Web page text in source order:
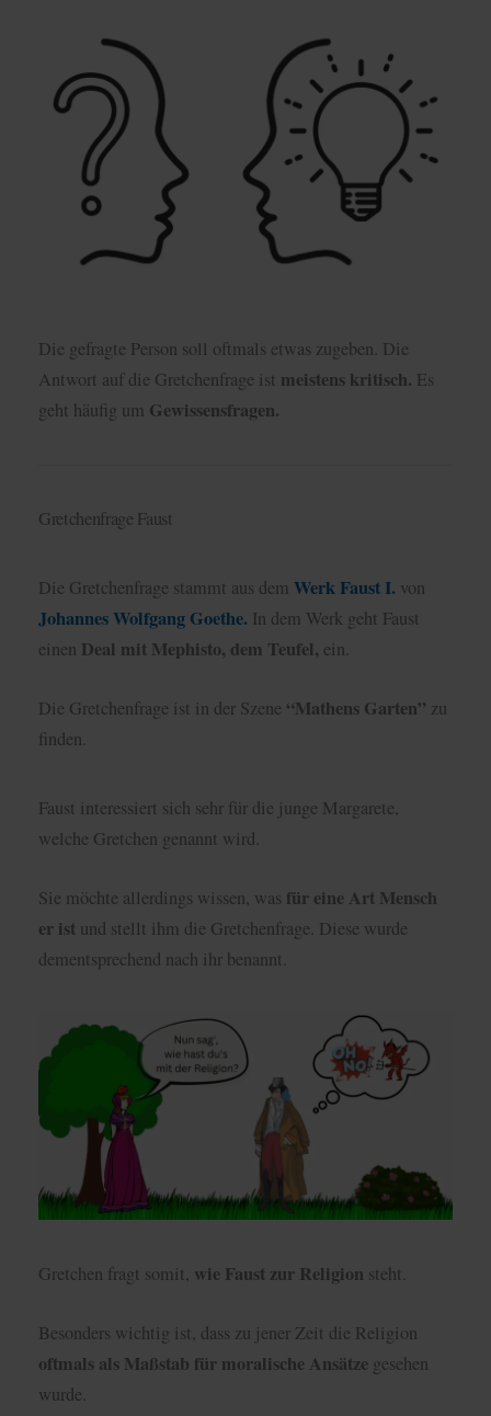
Die gefragte Person soll oftmals etwas zugeben. Die
Antwort auf die Gretchenfrage ist meistens kritisch. Es
geht häufig um Gewissensfragen.
Gretchenfrage Faust
Die Gretchenfrage stammt aus dem Werk Faust I. von
Johannes Wolfgang Goethe. In dem Werk geht Faust
einen Deal mit Mephisto, dem Teufel, ein.
Die Gretchenfrage ist in der Szene “Mathens Garten” zu
finden.
Faust interessiert sich sehr für die junge Margarete,
welche Gretchen genannt wird.
Sie möchte allerdings wissen, was für eine Art Mensch
er ist und stellt ihm die Gretchenfrage. Diese wurde
dementsprechend nach ihr benannt.
Gretchen fragt somit, wie Faust zur Religion steht.
Besonders wichtig ist, dass zu jener Zeit die Religion
oftmals als Maßstab für moralische Ansätze gesehen
wurde.